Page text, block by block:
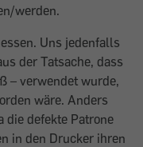
werden.
Uns jedenfalls
der Tatsache, dass
– verwendet wurde,
wäre. Anders
die defekte Patrone
in den Drucker ihren